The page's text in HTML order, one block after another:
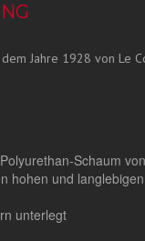
Jahre 1928 von Le
Schaum
hohen und
unterlegt